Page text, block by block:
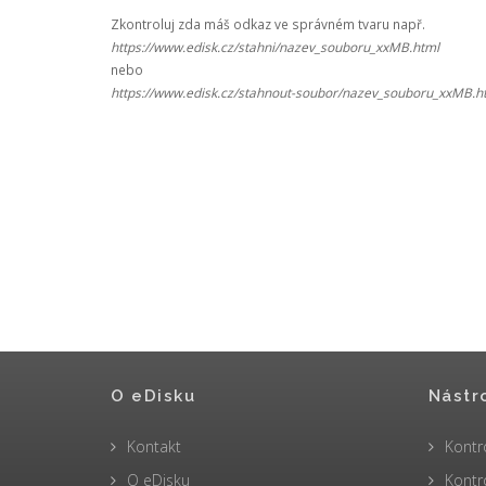
Zkontroluj zda máš odkaz ve správném tvaru např.
https://www.edisk.cz/stahni/nazev_souboru_xxMB.html
nebo
https://www.edisk.cz/stahnout-soubor/
O eDisku
Kontakt
O eDisku